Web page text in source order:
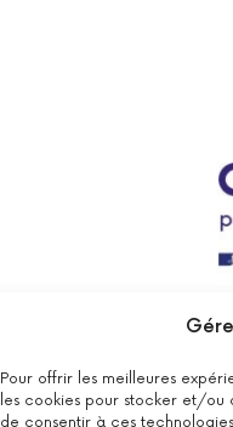
Pour offrir les meilleures
les cookies pour stocker et/ou
de consentir à ces
La